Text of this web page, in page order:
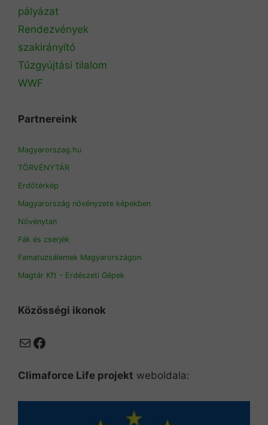
pályázat
Rendezvények
szakirányító
Tűzgyújtási tilalom
WWF
Partnereink
Magyarorszag.hu
TÖRVÉNYTÁR
Erdőtérkép
Magyarország növényzete képekben
Növénytan
Fák és cserjék
Famatuzsálemek Magyarországon
Magtár Kft - Erdészeti Gépek
Közösségi ikonok
MailFacebook
Climaforce Life projekt weboldala: